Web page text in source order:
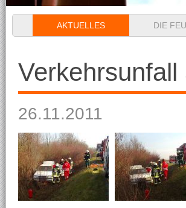
Navigation
AKTUELLES DIE
26.11.2011